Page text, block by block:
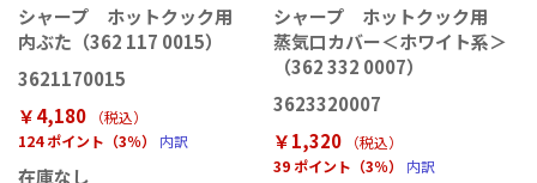
シャープ ホットクック用
内ぶた（362 117 0015）
3621170015
￥4,180
（税込）
124 ポイント（3％）
内訳
在庫なし
シャープ ホットクック用
蒸気口カバー＜ホワイト系＞
（362 332 0007）
3623320007
￥1,320
（税込）
39 ポイント（3％）
内訳